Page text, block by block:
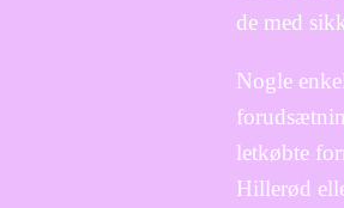
de med
Nogle
letkøbte
Hillerød